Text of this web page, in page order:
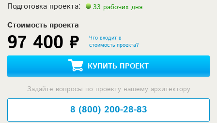
Подготовка проекта: 33 рабочих дня
Стоимость проекта
97 400 ₽
Что входит в
стоимость проекта?
КУПИТЬ ПРОЕКТ
Задайте вопросы по проекту нашему архитектору
8 (800) 200-28-83